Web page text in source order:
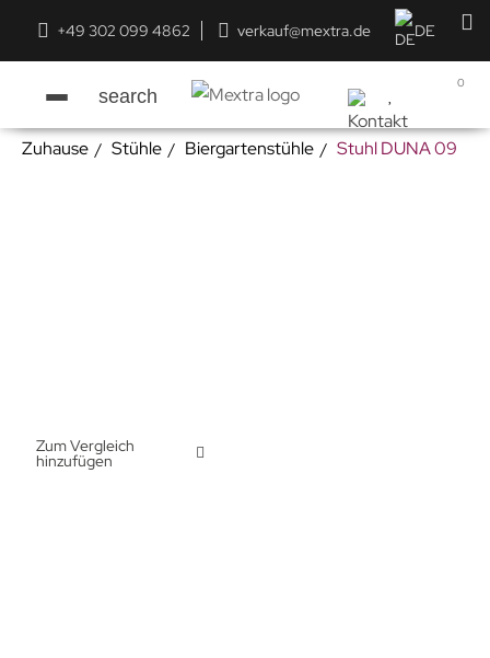
+49 302 099 4862 verkauf@mextra.de DE
search
0
Zuhause Stühle Biergartenstühle Stuhl DUNA 09
Zum Vergleich
hinzufügen